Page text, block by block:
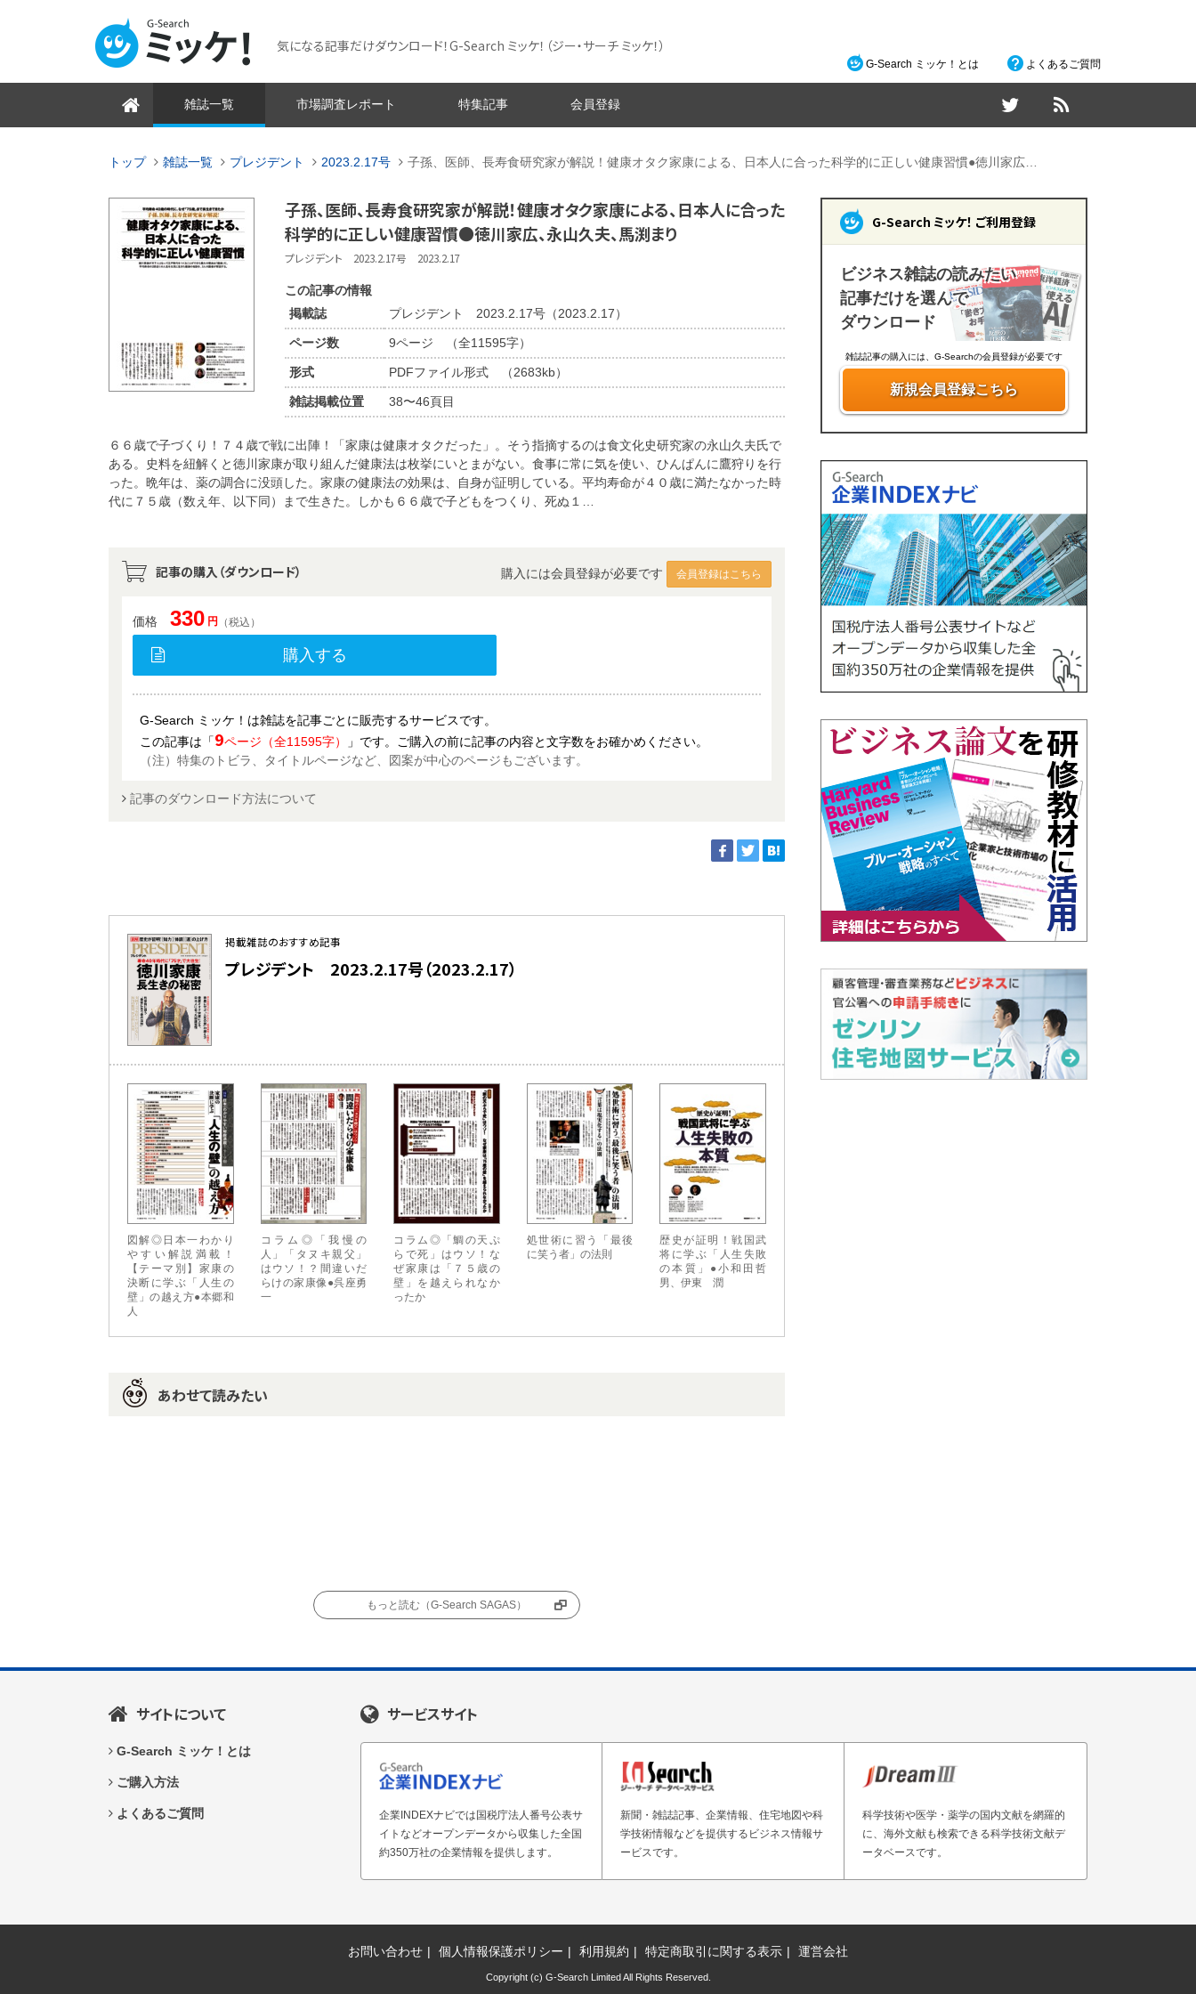
気になる記事だけダウンロード！G-Search ミッケ！ （ジー・サーチ ミッケ！）
G-Search ミッケ！とは よくあるご質問
雑誌一覧 市場調査レポート 特集記事 会員登録
トップ 雑誌一覧 プレジデント 2023.2.17号 子孫、医師、長寿食研究家が解説！健康オタク家康による、日本人に合った科学的に正しい健康習慣●徳川家広…
子孫、医師、長寿食研究家が解説！健康オタク家康による、日本人に合った
科学的に正しい健康習慣●徳川家広、永山久夫、馬渕まり
プレジデント 2023.2.17号 2023.2.17
この記事の情報
掲載誌
プレジデント 2023.2.17号（2023.2.17）
ページ数 9ページ （全11595字）
形式 PDFファイル形式 （2683kb）
雑誌掲載位置 38〜46頁目
６６歳で子づくり！７４歳で戦に出陣！「家康は健康オタクだった」。そう指摘するのは食文化史研究家の永山久夫氏で
ある。史料を紐解くと徳川家康が取り組んだ健康法は枚挙にいとまがない。食事に常に気を使い、ひんぱんに鷹狩りを行
った。晩年は、薬の調合に没頭した。家康の健康法の効果は、自身が証明している。平均寿命が４０歳に満たなかった時
代に７５歳（数え年、以下同）まで生きた。しかも６６歳で子どもをつくり、死ぬ１…
記事の購入（ダウンロード） 購入には会員登録が必要です 会員登録はこちら
価格 330 円 （税込）
購入する
G-Search ミッケ！は雑誌を記事ごとに販売するサービスです。
この記事は「9ページ（全11595字）
」です。ご購入の前に記事の内容と文字数をお確かめください。
（注）特集のトビラ、タイトルページなど、図案が中心のページもございます。
記事のダウンロード方法について
掲載雑誌のおすすめ記事
プレジデント 2023.2.17号（2023.2.17）
図解◎日本一わかり
やすい解説満載！
【テーマ別】家康の
決断に学ぶ「人生の
壁」の越え方●本郷和
人
コラム◎「我慢の
人」「タヌキ親父」
はウソ！？間違いだ
らけの家康像●呉座勇
一
コラム◎「鯛の天ぷ
らで死」はウソ！な
ぜ家康は「７５歳の
壁」を越えられなか
ったか
処世術に習う「最後
に笑う者」の法則
歴史が証明！戦国武
将に学ぶ「人生失敗
の本質」●小和田哲
男、伊東 潤
あわせて読みたい
もっと読む（G-Search SAGAS）
G-Search ミッケ！ ご利用登録
ビジネス雑誌の読みたい
記事だけを選んで
ダウンロード
雑誌記事の購入には、G-Searchの会員登録が必要です
新規会員登録こちら
サイトについて
G-Search ミッケ！とは
ご購入方法
よくあるご質問
サービスサイト
企業INDEXナビでは国税庁法人番号公表サ
イトなどオープンデータから収集した全国
約350万社の企業情報を提供します。
新聞・雑誌記事、企業情報、住宅地図や科
学技術情報などを提供するビジネス情報サ
ービスです。
科学技術や医学・薬学の国内文献を網羅的
に、海外文献も検索できる科学技術文献デ
ータベースです。
お問い合わせ 個人情報保護ポリシー 利用規約 特定商取引に関する表示 運営会社
Copyright (c) G-Search Limited All Rights Reserved.